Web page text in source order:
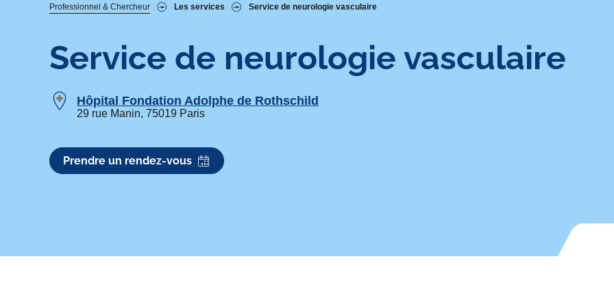
Fil
d'Ariane
Professionnel & Chercheur Les services Service de neurologie vasculaire
Service de neurologie vasculaire
Hôpital Fondation Adolphe de Rothschild
29 rue Manin, 75019 Paris
Prendre un rendez-vous